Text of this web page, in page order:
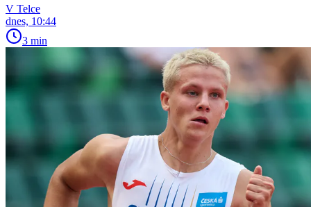
V Telce
dnes, 10:44
3 min